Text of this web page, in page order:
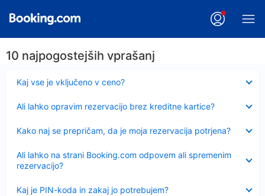
10 najpogostejših vprašanj
Kaj vse je vključeno v ceno?
Ali lahko opravim rezervacijo brez kreditne kartice?
Kako naj se prepričam, da je moja rezervacija potrjena?
Ali lahko na strani Booking.com odpovem ali spremenim
rezervacijo?
Kaj je PIN-koda in zakaj jo potrebujem?